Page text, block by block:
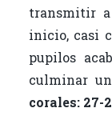
transmitir
inicio, casi
pupilos
culminar
corales: 27-